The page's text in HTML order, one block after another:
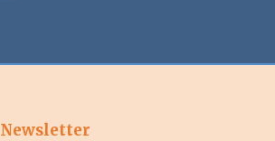
Newsletter